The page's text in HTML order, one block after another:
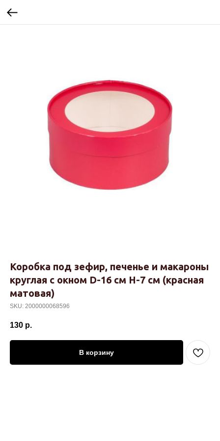
Коробка под зефир, печенье и макароны
круглая с окном D-16 cм H-7 cм (красная
матовая)
SKU: 2000000068596
130 р.
В корзину